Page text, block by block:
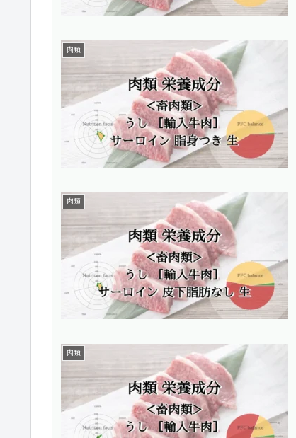
肉類
肉類
肉類